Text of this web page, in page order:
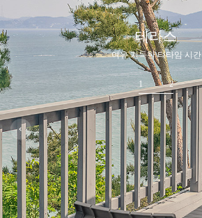
테라스
여유 가득한 티타임 시간
1 2